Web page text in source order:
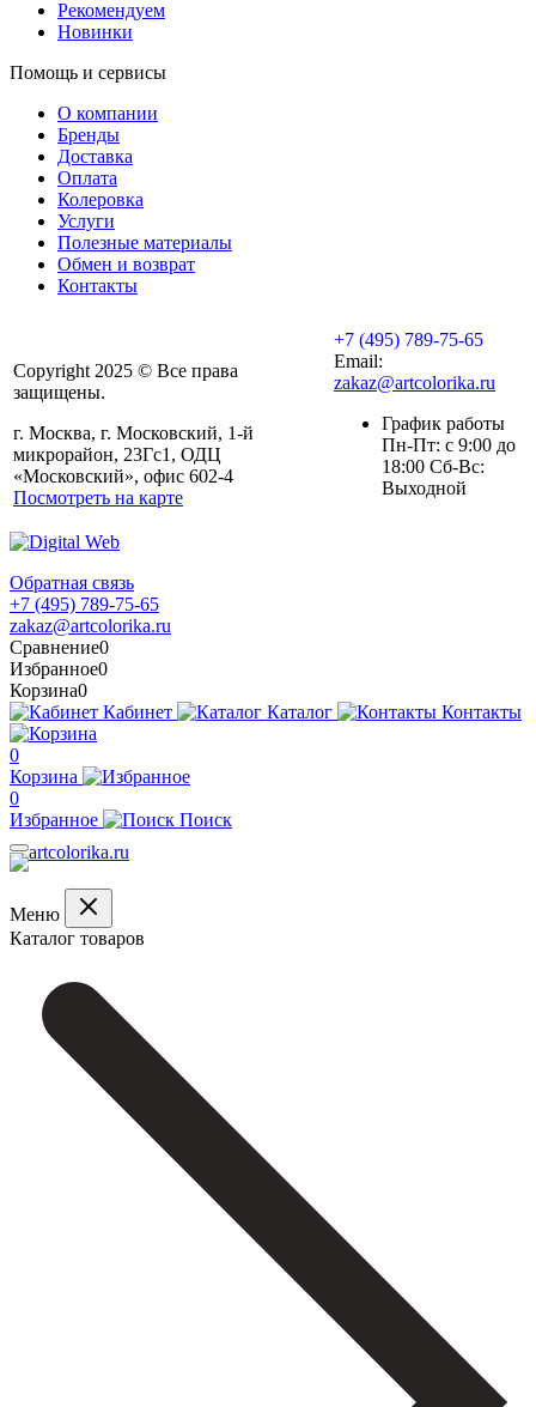
Рекомендуем
Новинки
Помощь и сервисы
О компании
Бренды
Доставка
Оплата
Колеровка
Услуги
Полезные материалы
Обмен и возврат
Контакты
Copyright 2025 © Все права
защищены.
г. Москва, г. Московский, 1-й
микрорайон, 23Гс1, ОДЦ
«Московский», офис 602-4
Посмотреть на карте
+7 (495) 789-75-65
Email:
zakaz@artcolorika.ru
График работы
Пн-Пт: с 9:00 до
18:00 Сб-Вс:
Выходной
Обратная связь
+7 (495) 789-75-65
zakaz@artcolorika.ru
Сравнение0
Избранное0
Корзина0
Кабинет
Каталог Контакты
0
Корзина
0
Избранное
Поиск
Меню
Каталог товаров